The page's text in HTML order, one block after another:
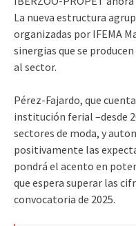
La nueva estructura
organizadas por IFEMA
sinergias que se
al sector.
Pérez-Fajardo, que
institución ferial –desde
sectores de moda, y
positivamente las
pondrá el acento en
que espera superar las
convocatoria de 2025.